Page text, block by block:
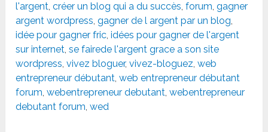
l'argent,créer un blog qui a du succès,forum,gagner
argent wordpress,gagner de l argent par un blog,
idée pour gagner fric,idées pour gagner de l'argent
sur internet,se fairede l'argent grace a son site
wordpress,vivez bloguer,vivez-bloguez,web
entrepreneur débutant,web entrepreneur débutant
forum,webentrepreneur debutant,webentrepreneur
debutant forum,wed